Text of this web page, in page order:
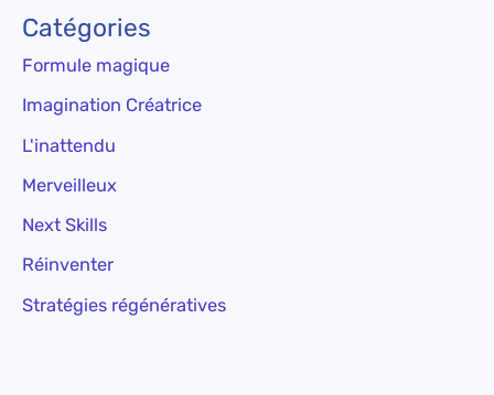
Catégories
Formule magique
Imagination Créatrice
L'inattendu
Merveilleux
Next Skills
Réinventer
Stratégies régénératives